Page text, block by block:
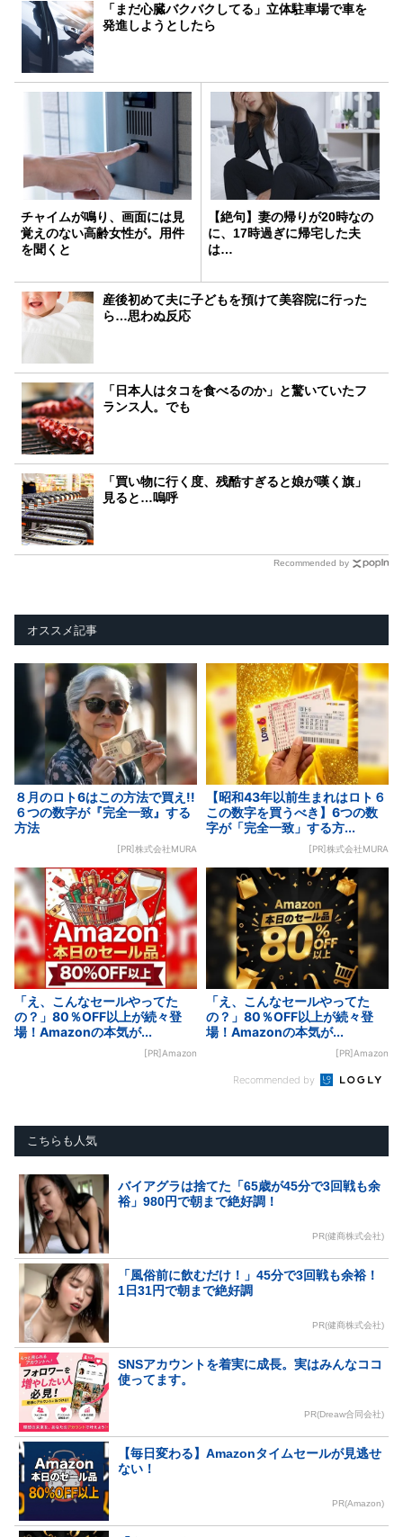
「まだ心臓バクバクしてる」立体駐車場で車を
発進しようとしたら
チャイムが鳴り、画面には見
覚えのない高齢女性が。用件
を聞くと
【絶句】妻の帰りが20時なの
に、17時過ぎに帰宅した夫
は…
産後初めて夫に子どもを預けて美容院に行った
ら…思わぬ反応
「日本人はタコを食べるのか」と驚いていたフ
ランス人。でも
「買い物に行く度、残酷すぎると娘が嘆く旗」
見ると…嗚呼
Recommended by
オススメ記事
８月のロト6はこの方法で買え!!
６つの数字が『完全一致』する
方法
[PR]株式会社MURA
【昭和43年以前生まれはロト６
この数字を買うべき】6つの数
字が「完全一致」する方...
[PR]株式会社MURA
「え、こんなセールやってた
の？」80％OFF以上が続々登
場！Amazonの本気が...
[PR]Amazon
「え、こんなセールやってた
の？」80％OFF以上が続々登
場！Amazonの本気が...
[PR]Amazon
Recommended by
こちらも人気
バイアグラは捨てた「65歳が45分で3回戦も余
裕」980円で朝まで絶好調！
PR(健商株式会社)
「風俗前に飲むだけ！」45分で3回戦も余裕！
1日31円で朝まで絶好調
PR(健商株式会社)
SNSアカウントを着実に成長。実はみんなココ
使ってます。
PR(Dreaw合同会社)
【毎日変わる】Amazonタイムセールが見逃せ
ない！
PR(Amazon)